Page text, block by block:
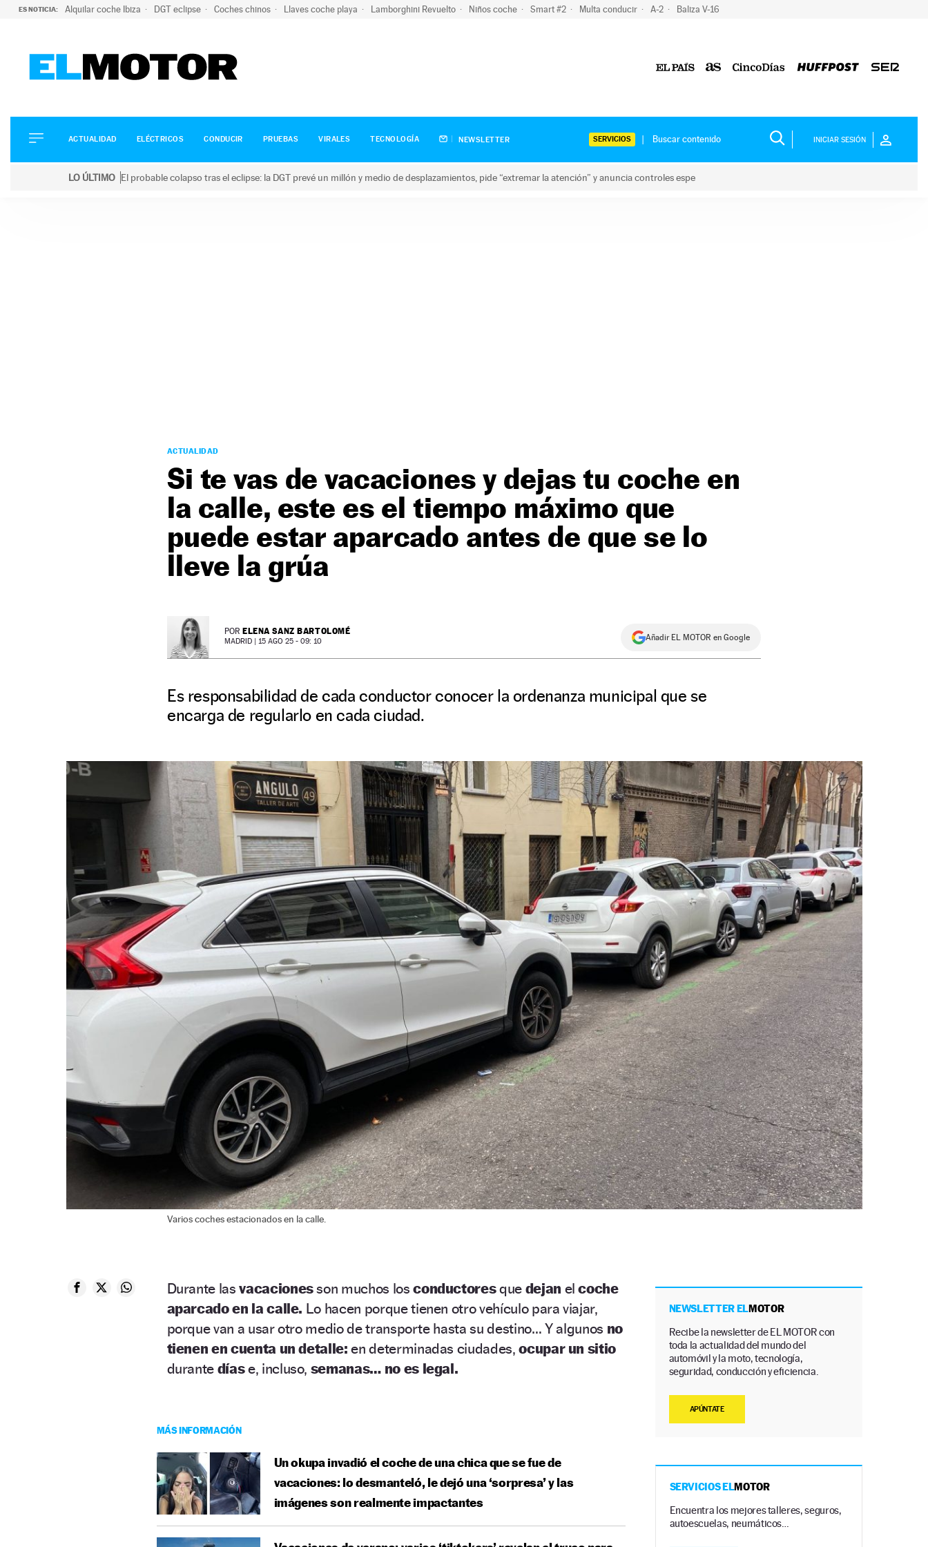
ES NOTICIA: Alquilar coche Ibiza DGT eclipse Coches chinos Llaves coche playa Lamborghini Revuelto Niños coche Smart #2 Multa conducir A-2 Baliza V-16
ELÉCTRICOS
CONDUCIR
ACTUALIDAD ELÉCTRICOS CONDUCIR PRUEBAS VIRALES TECNOLOGÍA NEWSLETTER SERVICIOS INICIAR SESIÓN
LO ÚLTIMO El probable colapso tras el eclipse: la DGT prevé un millón y medio de desplazamientos, pide “extremar la atención” y anuncia controles espe
ACTUALIDAD
Si te vas de vacaciones y dejas tu coche en
la calle, este es el tiempo máximo que
puede estar aparcado antes de que se lo
lleve la grúa
POR ELENA SANZ BARTOLOMÉ
MADRID | 15 AGO 25 - 09: 10 Añadir EL MOTOR en Google
Es responsabilidad de cada conductor conocer la ordenanza municipal que se
encarga de regularlo en cada ciudad.
Varios coches estacionados en la calle.
Durante lasvacacionesson muchos losconductoresque dejan el coche
aparcado en la calle. Lo hacen porque tienen otro vehículo para viajar,
porque van a usar otro medio de transporte hasta su destino… Y algunos no
tienen en cuenta un detalle: en determinadas ciudades, ocupar un sitio
durante díase, incluso, semanas… no es legal.
MÁS INFORMACIÓN
Un okupa invadió el coche de una chica que se fue de
vacaciones: lo desmanteló, le dejó una ‘sorpresa’ y las
imágenes son realmente impactantes
NEWSLETTER ELMOTOR
Recibe la newsletter de EL MOTOR con
toda la actualidad del mundo del
automóvil y la moto, tecnología,
seguridad, conducción y eficiencia.
APÚNTATE
SERVICIOS ELMOTOR
Encuentra los mejores talleres, seguros,
autoescuelas, neumáticos…